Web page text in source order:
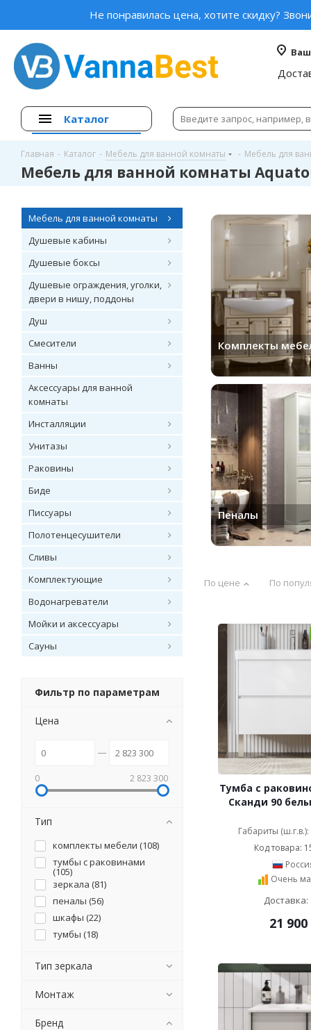
Не понравилась цена, хотите скидку?
Каталог
Главная - Каталог - Мебель для ванной комнаты - Мебель для
Мебель для ванной комнаты
Комплекты
Пеналы
По цене По
Тумба с
Сканди 90
Габариты
Код товара:
Очень
Доставка:
21 900
Мебель для ванной комнаты
Душевые кабины
Душевые боксы
Душевые ограждения, уголки,
двери в нишу, поддоны
Душ
Смесители
Ванны
Аксессуары для ванной
комнаты
Инсталляции
Унитазы
Раковины
Биде
Писсуары
Полотенцесушители
Сливы
Комплектующие
Водонагреватели
Мойки и аксессуары
Сауны
Фильтр по параметрам
Цена
0 2 823 300
Тип
комплекты мебели (108)
тумбы с раковинами
(105)
зеркала (81)
пеналы (56)
шкафы (22)
тумбы (18)
Тип зеркала
Монтаж
Бренд